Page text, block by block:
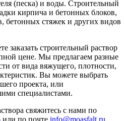
(песка) и воды. Строительный
кирпича и бетонных блоков,
бетонных стяжек и других видов
строительный раствор
цене. Мы предлагаем разные
от вида вяжущего, плотности,
Вы можете выбрать
проекта, или
специалистами.
свяжитесь с нами по
или по почте info@moasfalt.ru.